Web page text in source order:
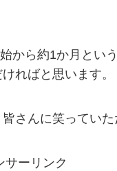
から約1か月とい
ればと思います。
さんに笑っていた
サーリンク